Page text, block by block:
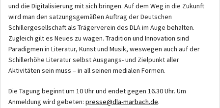
und die Digitalisierung mit sich bringen. Auf dem Weg in die Zukunft
wird man den satzungsgemäßen Auftrag der Deutschen
Schillergesellschaft als Trägerverein des DLA im Auge behalten.
Zugleich gilt es Neues zu wagen. Tradition und Innovation sind
Paradigmen in Literatur, Kunst und Musik, weswegen auch auf der
Schillerhöhe Literatur selbst Ausgangs- und Zielpunkt aller
Aktivitäten sein muss – in all seinen medialen Formen.
Die Tagung beginnt um 10 Uhr und endet gegen 16.30 Uhr. Um
Anmeldung wird gebeten: presse@dla-marbach.de.